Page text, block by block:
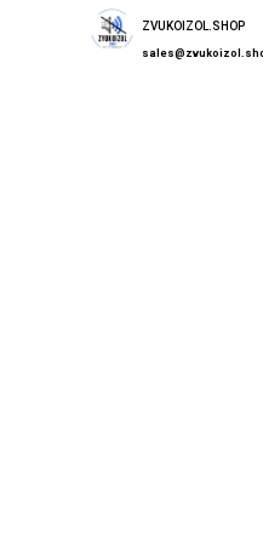
ZVUKOIZOL.SHOP